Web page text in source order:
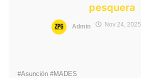
pesquera
Admin Nov 24, 2025
#Asunción #MADES